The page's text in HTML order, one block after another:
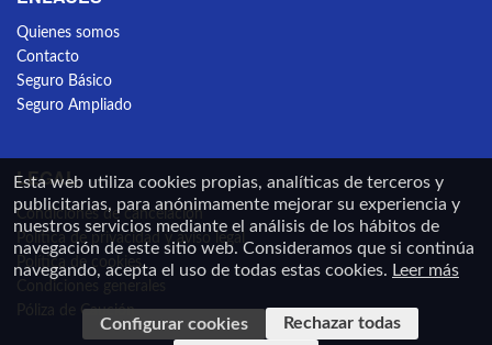
Quienes somos
Contacto
Seguro Básico
Seguro Ampliado
LEGAL
Condiciones de cancelación
Política de privacidad y aviso legal
Política de cookies
Póliza de Caución
Esta web utiliza cookies propias, analíticas de terceros y
publicitarias, para anónimamente mejorar su experiencia y
nuestros servicios mediante el análisis de los hábitos de
navegación de este sitio web. Consideramos que si continúa
navegando, acepta el uso de todas estas cookies. Leer más
Configurar cookies
Rechazar todas